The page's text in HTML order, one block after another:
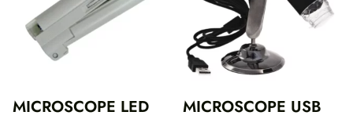
MICROSCOPE LED MICROSCOPE USB